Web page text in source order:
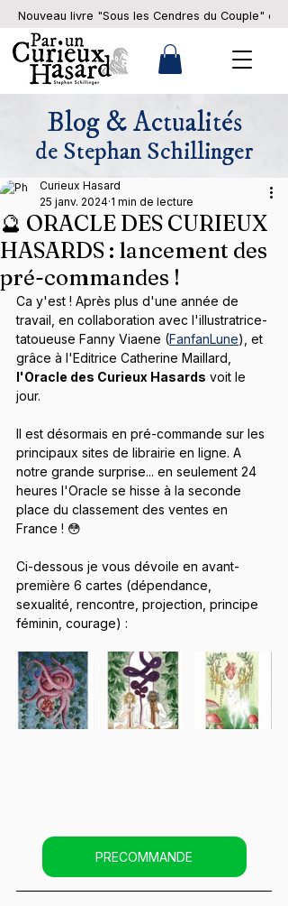
Nouveau livre "Sous les Cendres du Couple" en
Blog & Actualités
de Stephan Schillinger
🔮 ORACLE DES CURIEUX
HASARDS : lancement des
pré-commandes !
Curieux Hasard
25 janv. 2024 1 min de lecture
Ca y'est ! Après plus d'une année de
travail, en collaboration avec l'illustratrice-
tatoueuse Fanny Viaene (FanfanLune), et
grâce à l'Editrice Catherine Maillard,
l'Oracle des Curieux Hasards voit le
jour.
Il est désormais en pré-commande sur les
principaux sites de librairie en ligne. A
notre grande surprise... en seulement 24
heures l'Oracle se hisse à la seconde
place du classement des ventes en
France ! 😳
Ci-dessous je vous dévoile en avant-
première 6 cartes (dépendance,
sexualité, rencontre, projection, principe
féminin, courage) :
PRECOMMANDE